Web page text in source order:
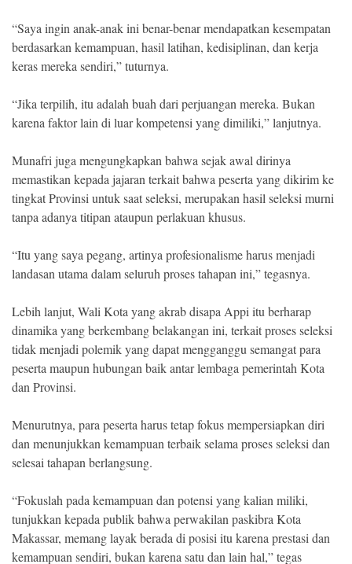
“Saya ingin anak-anak ini benar-benar mendapatkan kesempatan
berdasarkan kemampuan, hasil latihan, kedisiplinan, dan kerja
keras mereka sendiri,” tuturnya.
“Jika terpilih, itu adalah buah dari perjuangan mereka. Bukan
karena faktor lain di luar kompetensi yang dimiliki,” lanjutnya.
Munafri juga mengungkapkan bahwa sejak awal dirinya
memastikan kepada jajaran terkait bahwa peserta yang dikirim ke
tingkat Provinsi untuk saat seleksi, merupakan hasil seleksi murni
tanpa adanya titipan ataupun perlakuan khusus.
“Itu yang saya pegang, artinya profesionalisme harus menjadi
landasan utama dalam seluruh proses tahapan ini,” tegasnya.
Lebih lanjut, Wali Kota yang akrab disapa Appi itu berharap
dinamika yang berkembang belakangan ini, terkait proses seleksi
tidak menjadi polemik yang dapat mengganggu semangat para
peserta maupun hubungan baik antar lembaga pemerintah Kota
dan Provinsi.
Menurutnya, para peserta harus tetap fokus mempersiapkan diri
dan menunjukkan kemampuan terbaik selama proses seleksi dan
selesai tahapan berlangsung.
“Fokuslah pada kemampuan dan potensi yang kalian miliki,
tunjukkan kepada publik bahwa perwakilan paskibra Kota
Makassar, memang layak berada di posisi itu karena prestasi dan
kemampuan sendiri, bukan karena satu dan lain hal,” tegas